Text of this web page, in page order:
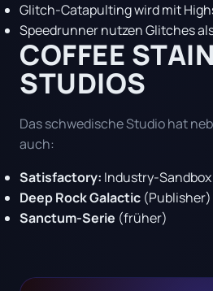
Glitch-Catapulting wird mit
Speedrunner nutzen Glitches
COFFEE STAIN
STUDIOS
Das schwedische Studio hat
auch:
Satisfactory: Industry-Sandbox
Deep Rock Galactic (Publisher)
Sanctum-Serie (früher)